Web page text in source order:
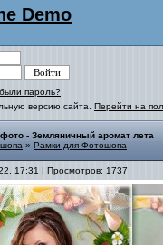
Demo
пароль?
версию сайта. Перейти на
- Земляничный аромат лета
» Рамки для Фотошопа
17:31 | Просмотров: 1737